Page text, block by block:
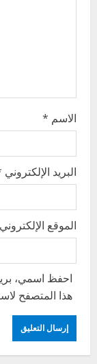
الاسم *
البريد الإلكتروني
الموقع الإلكتروني
احفظ اسمي،
هذا المتصفح